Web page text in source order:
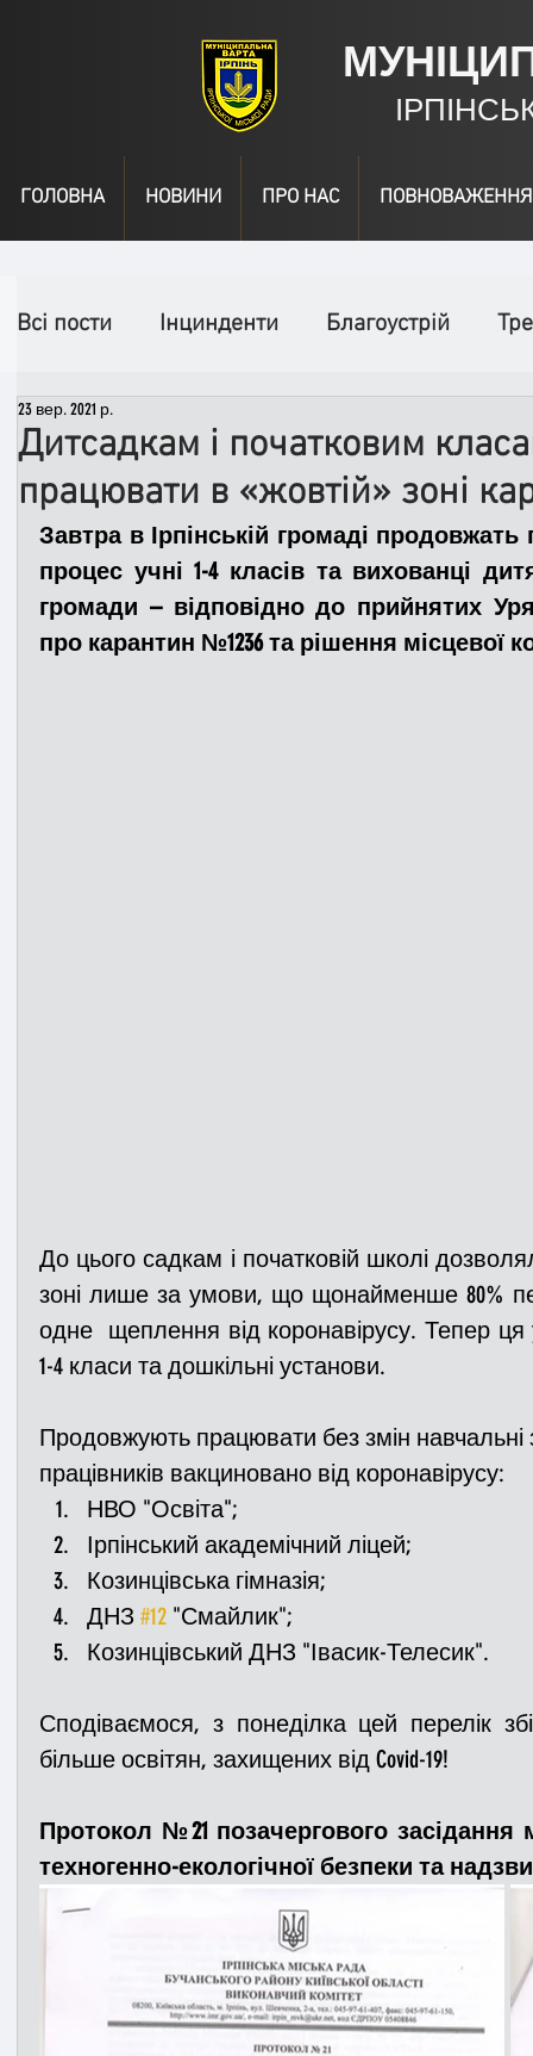
ГОЛОВНА НОВИНИ ПРО НАС ПОВНОВАЖЕННЯ
Всі пости Інцинденти Благоустрій
День народження
Спільні заходи
Медицина Новини ДТП
Дитсадкам і початковим
працювати в «жовтій» зоні
23 вер. 2021 р.
Завтра в Ірпінській громаді
процес учні 1-4 класів та вихованці
громади – відповідно до прийнятих
про карантин №1236 та рішення місцевої
До цього садкам і початковій школі
зоні лише за умови, що щонайменше 80%
одне  щеплення від коронавірусу. Тепер
1-4 класи та дошкільні установи.
Продовжують працювати без змін
працівників вакциновано від коронавірусу:
НВО "Освіта";
Ірпінський академічний ліцей;
Козинцівська гімназія;
ДНЗ #12 "Смайлик";
Козинцівський ДНЗ "Івасик-Телесик".
Сподіваємося, з понеділка цей перелік
більше освітян, захищених від Covid-19!
Протокол №21 позачергового засідання
техногенно-екологічної безпеки та